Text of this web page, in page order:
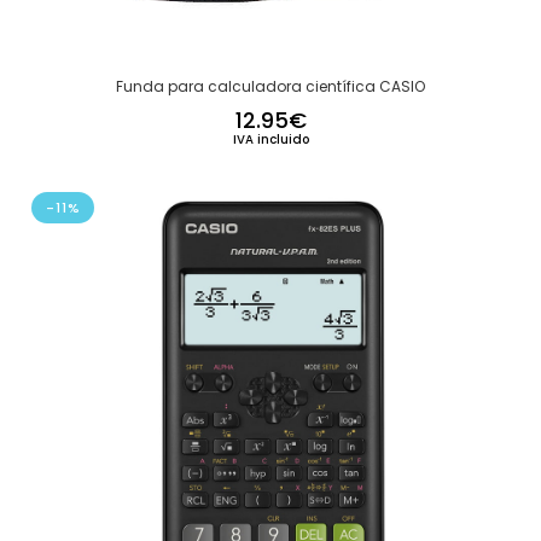
Funda para calculadora científica CASIO
12.95€
IVA incluido
-11%